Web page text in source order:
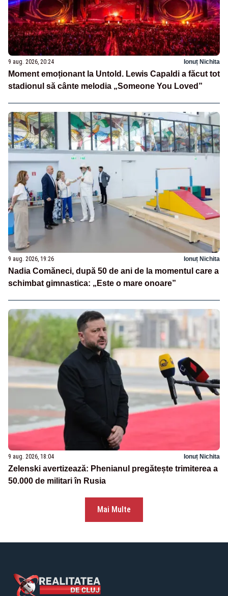
9 aug. 2026, 20:24 Ionuț Nichita
Moment emoționant la Untold. Lewis Capaldi a făcut tot
stadionul să cânte melodia „Someone You Loved”
9 aug. 2026, 19:26 Ionuț Nichita
Nadia Comăneci, după 50 de ani de la momentul care a
schimbat gimnastica: „Este o mare onoare”
9 aug. 2026, 18:04 Ionuț Nichita
Zelenski avertizează: Phenianul pregătește trimiterea a
50.000 de militari în Rusia
Mai Multe